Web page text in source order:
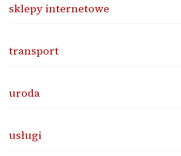
sklepy internetowe
transport
uroda
usługi